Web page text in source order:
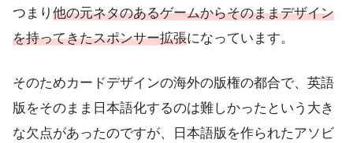
つまり 他の元ネタのあるゲームからそのままデザイン
を持ってきたスポンサー拡張になっています。
そのためカードデザインの海外の版権の都合で、英語
版をそのまま日本語化するのは難しかったという大き
な欠点があったのですが、日本語版を作られたアソビ